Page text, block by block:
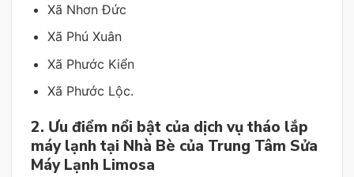
Xã Nhơn Đức
Xã Phú Xuân
Xã Phước Kiển
Xã Phước Lộc.
2. Ưu điểm nổi bật của dịch vụ tháo lắp
máy lạnh tại Nhà Bè của Trung Tâm Sửa
Máy Lạnh Limosa